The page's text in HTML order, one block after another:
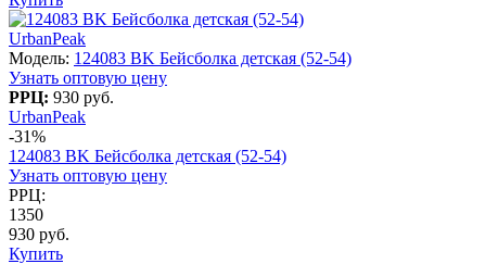
UrbanPeak
Модель: 124083 BK Бейсболка детская (52-54)
Узнать оптовую цену
РРЦ: 930 руб.
UrbanPeak
-31%
124083 BK Бейсболка детская (52-54)
Узнать оптовую цену
РРЦ:
1350
930 руб.
Купить